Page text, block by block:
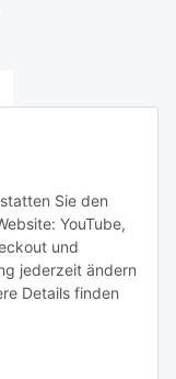
Sie den
YouTube,
und
jederzeit ändern
Details finden